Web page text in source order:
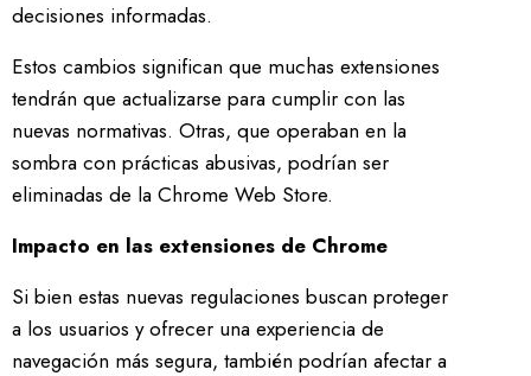
decisiones informadas.
Estos cambios significan que muchas extensiones
tendrán que actualizarse para cumplir con las
nuevas normativas. Otras, que operaban en la
sombra con prácticas abusivas, podrían ser
eliminadas de la Chrome Web Store.
Impacto en las extensiones de Chrome
Si bien estas nuevas regulaciones buscan proteger
a los usuarios y ofrecer una experiencia de
navegación más segura, también podrían afectar a